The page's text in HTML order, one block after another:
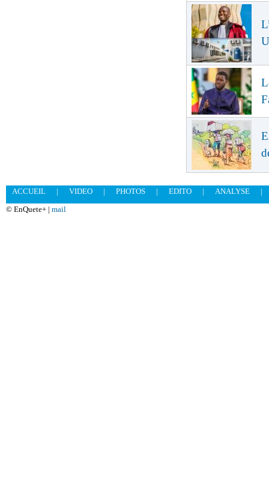
ACCUEIL | VIDEO | PHOTOS | EDITO | ANALYSE
|
© EnQuete+ | mail